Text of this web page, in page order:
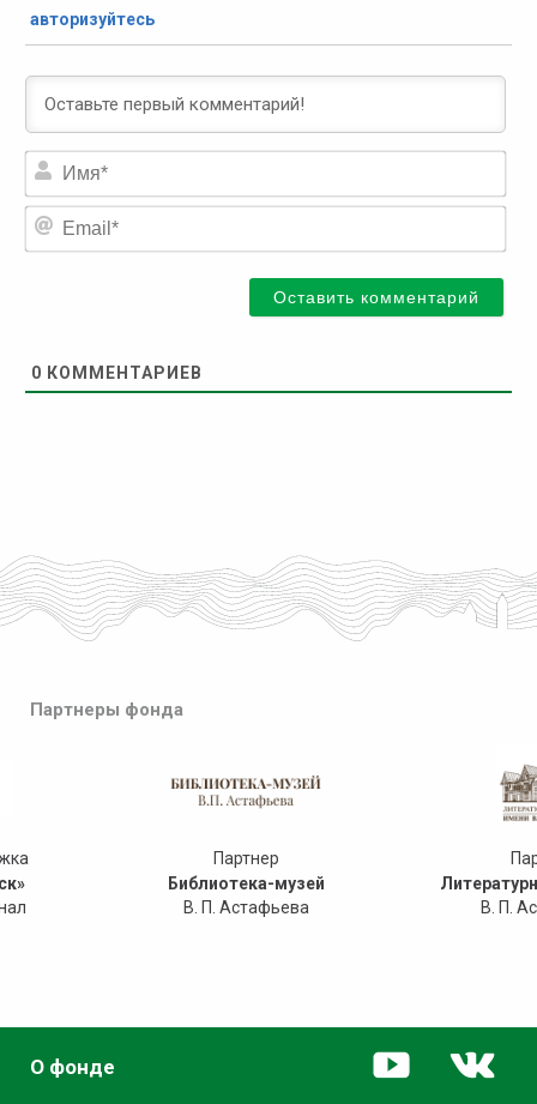
авторизуйтесь
0 КОММЕНТАРИЕВ
Партнеры фонда
Партнер
Библиотека-музей
В. П. Астафьева
В. П.
О фонде